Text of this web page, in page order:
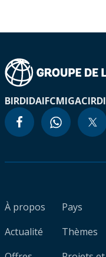
BIRDIDAIFCMIGACIRDI
À propos
Actualité
Pays
Thèmes